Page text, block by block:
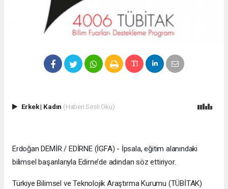
Erkek| Kadın (Haberi Sesli Oku)
Erdoğan DEMİR / EDİRNE (İGFA) - İpsala, eğitim alanındaki
bilimsel başarılarıyla Edirne’de adından söz ettiriyor.
Türkiye Bilimsel ve Teknolojik Araştırma Kurumu (TÜBİTAK)